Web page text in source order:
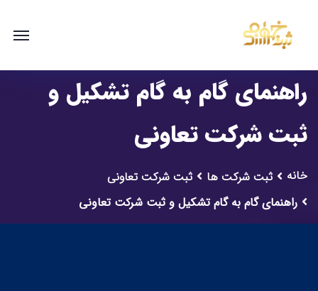
راهنمای گام به گام تشکیل و
ثبت شرکت تعاونی
خانه ثبت شرکت ها
ثبت شرکت تعاونی
راهنمای گام به گام تشکیل و ثبت شرکت تعاونی